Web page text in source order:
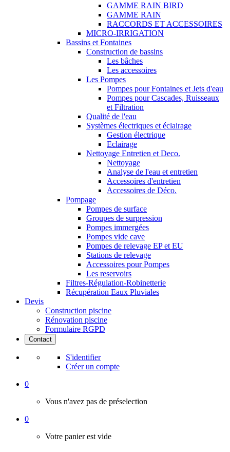
GAMME RAIN BIRD
GAMME RAIN
RACCORDS ET ACCESSOIRES
MICRO-IRRIGATION
Bassins et Fontaines
Construction de bassins
Les bâches
Les accessoires
Les Pompes
Pompes pour Fontaines et Jets d'eau
Pompes pour Cascades, Ruisseaux
et Filtration
Qualité de l'eau
Systèmes électriques et éclairage
Gestion électrique
Eclairage
Nettoyage Entretien et Deco.
Nettoyage
Analyse de l'eau et entretien
Accessoires d'entretien
Accessoires de Déco.
Pompage
Pompes de surface
Groupes de surpression
Pompes immergées
Pompes vide cave
Pompes de relevage EP et EU
Stations de relevage
Accessoires pour Pompes
Les reservoirs
Filtres-Régulation-Robinetterie
Récupération Eaux Pluviales
Devis
Construction piscine
Rénovation piscine
Formulaire RGPD
Contact
S'identifier
Créer un compte
0
Vous n'avez pas de préselection
0
Votre panier est vide